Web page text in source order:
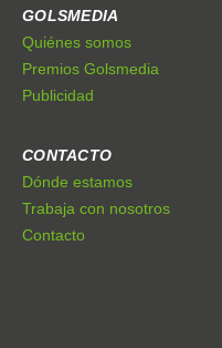
GOLSMEDIA
Quiénes somos
Premios Golsmedia
Publicidad
CONTACTO
Dónde estamos
Trabaja con nosotros
Contacto